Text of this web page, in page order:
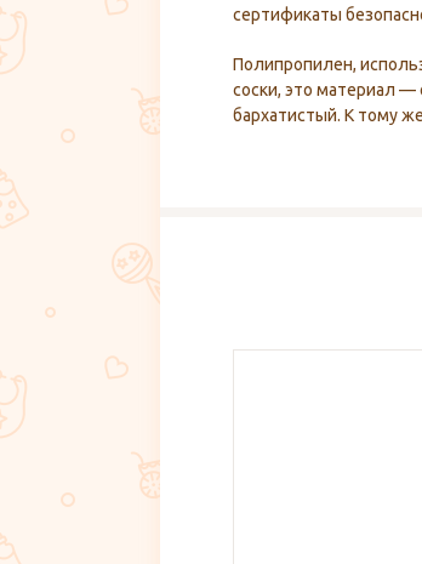
сертификаты
Полипропилен,
соски, это материал —
бархатистый. К тому